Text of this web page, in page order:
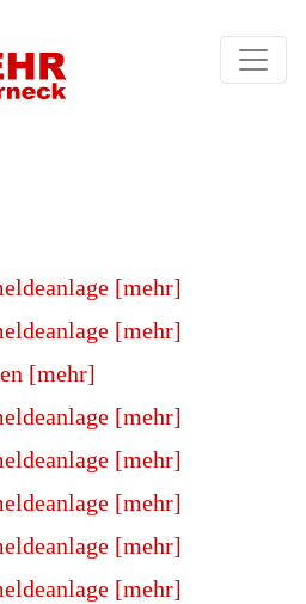
[mehr]
[mehr]
[mehr]
[mehr]
[mehr]
[mehr]
[mehr]
[mehr]